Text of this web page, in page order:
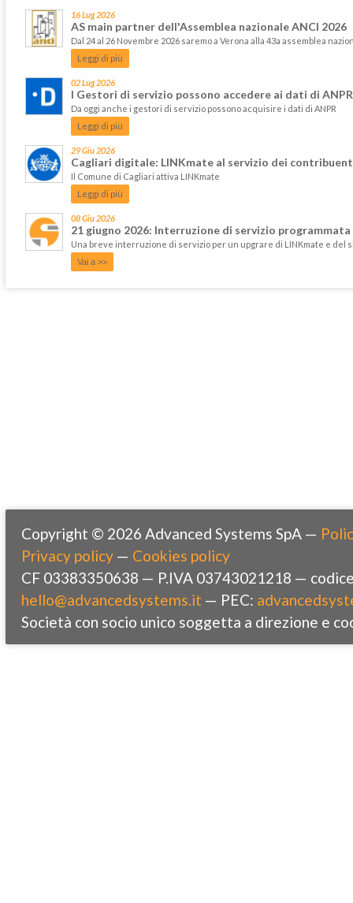
16 Lug 2026
AS main partner dell'Assemblea nazionale ANCI 2026
Dal 24 al 26 Novembre 2026 saremo a Verona alla 43a assemblea
Leggi di più
02 Lug 2026
I Gestori di servizio possono accedere ai dati di ANPR
Da oggi anche i gestori di servizio possono acquisire i dati di ANPR
Leggi di più
29 Giu 2026
Cagliari digitale: LINKmate al servizio dei
Il Comune di Cagliari attiva LINKmate
Leggi di più
08 Giu 2026
21 giugno 2026: Interruzione di servizio programmata
Una breve interruzione di servizio per un upgrare di LINKmate e del
Vai a >>
Copyright © 2026 Advanced Systems SpA —
Privacy policy — Cookies policy
CF 03383350638 — P.IVA 03743021218 —
hello@advancedsystems.it — PEC:
Società con socio unico soggetta a direzione e